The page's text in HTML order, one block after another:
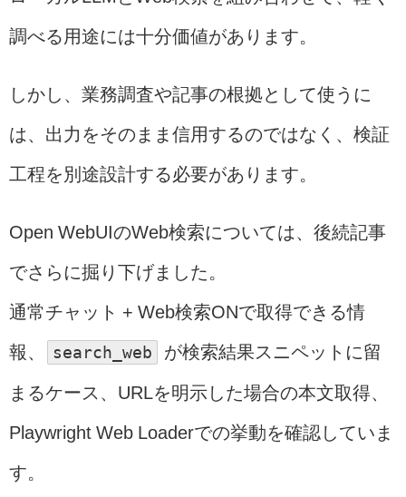
調べる用途には十分価値があります。
しかし、業務調査や記事の根拠として使うに
は、出力をそのまま信用するのではなく、検証
工程を別途設計する必要があります。
Open WebUIのWeb検索については、後続記事
でさらに掘り下げました。
通常チャット + Web検索ONで取得できる情
報、 search_web が検索結果スニペットに留
まるケース、URLを明示した場合の本文取得、
Playwright Web Loaderでの挙動を確認していま
す。